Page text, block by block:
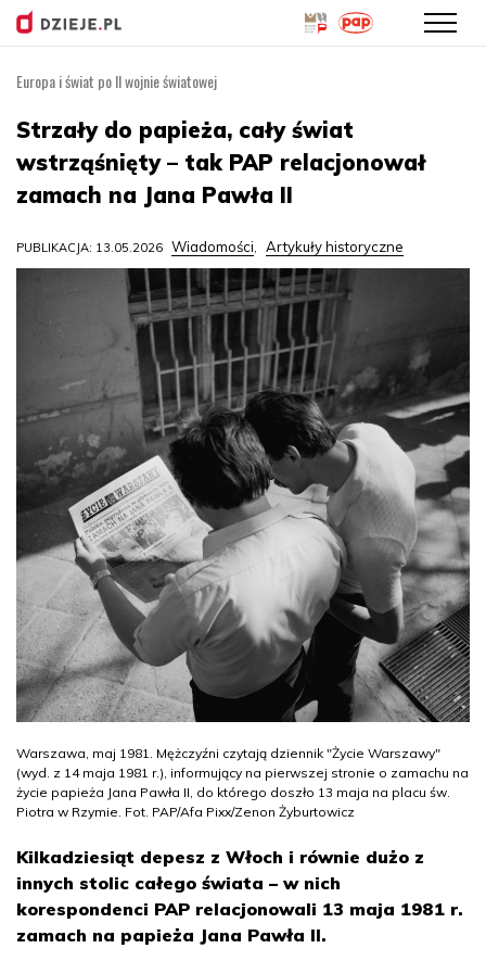
treści
Europa i świat po II wojnie światowej
Strzały do papieża, cały świat
wstrząśnięty – tak PAP relacjonował
zamach na Jana Pawła II
PUBLIKACJA: 13.05.2026 Wiadomości, Artykuły historyczne
Warszawa, maj 1981. Mężczyźni czytają dziennik "Życie Warszawy"
(wyd. z 14 maja 1981 r.), informujący na pierwszej stronie o zamachu na
życie papieża Jana Pawła II, do którego doszło 13 maja na placu św.
Piotra w Rzymie. Fot. PAP/Afa Pixx/Zenon Żyburtowicz
Kilkadziesiąt depesz z Włoch i równie dużo z
innych stolic całego świata – w nich
korespondenci PAP relacjonowali 13 maja 1981 r.
zamach na papieża Jana Pawła II.